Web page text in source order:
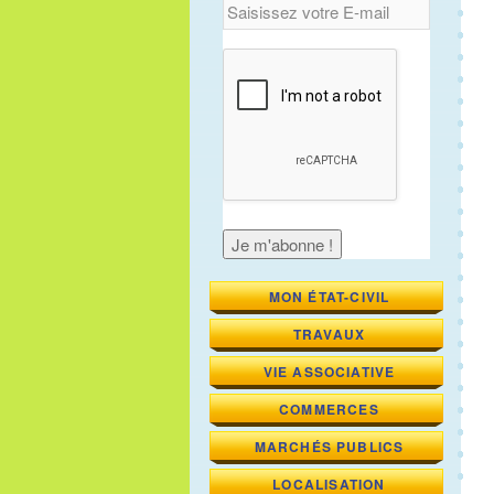
MON ÉTAT-CIVIL
TRAVAUX
VIE ASSOCIATIVE
COMMERCES
MARCHÉS PUBLICS
LOCALISATION